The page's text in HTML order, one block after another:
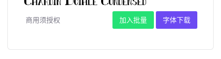
商用须授权 加入批量 字体下载